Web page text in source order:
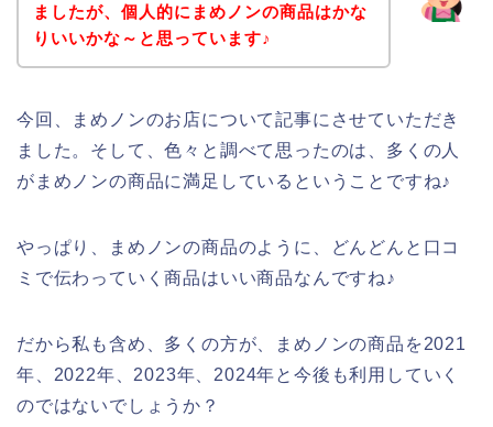
ましたが、個人的にまめノンの商品はかな
りいいかな～と思っています♪
今回、まめノンのお店について記事にさせていただき
ました。そして、色々と調べて思ったのは、多くの人
がまめノンの商品に満足しているということですね♪
やっぱり、まめノンの商品のように、どんどんと口コ
ミで伝わっていく商品はいい商品なんですね♪
だから私も含め、多くの方が、まめノンの商品を2021
年、2022年、2023年、2024年と今後も利用していく
のではないでしょうか？